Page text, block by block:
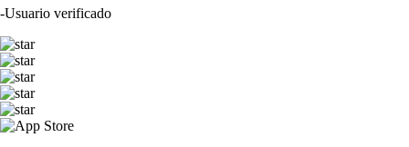
-Usuario verificado